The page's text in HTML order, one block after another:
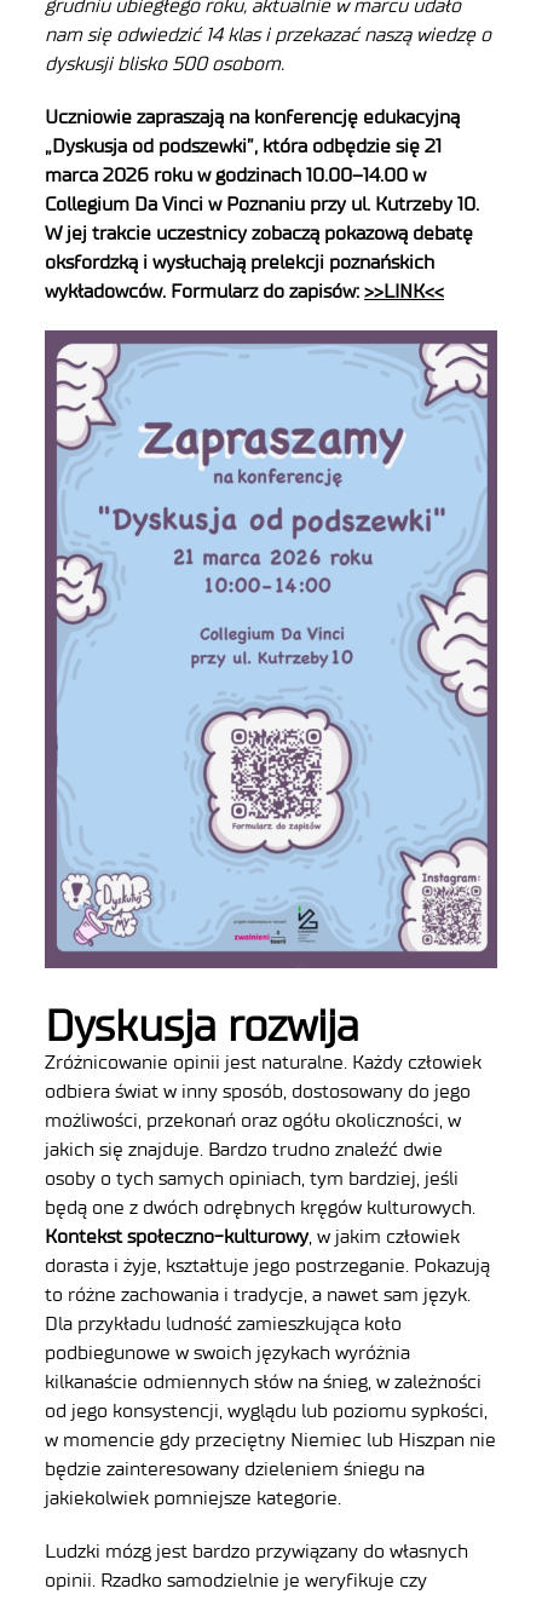
grudniu ubiegłego roku, aktualnie w marcu udało
nam się odwiedzić 14 klas i przekazać naszą wiedzę o
dyskusji blisko 500 osobom.
Uczniowie zapraszają na konferencję edukacyjną
„Dyskusja od podszewki”, która odbędzie się 21
marca 2026 roku w godzinach 10.00–14.00 w
Collegium Da Vinci w Poznaniu przy ul. Kutrzeby 10.
W jej trakcie uczestnicy zobaczą pokazową debatę
oksfordzką i wysłuchają prelekcji poznańskich
wykładowców. Formularz do zapisów: >>LINK<<
Dyskusja rozwija
Zróżnicowanie opinii jest naturalne. Każdy człowiek
odbiera świat w inny sposób, dostosowany do jego
możliwości, przekonań oraz ogółu okoliczności, w
jakich się znajduje. Bardzo trudno znaleźć dwie
osoby o tych samych opiniach, tym bardziej, jeśli
będą one z dwóch odrębnych kręgów kulturowych.
Kontekst społeczno-kulturowy, w jakim człowiek
dorasta i żyje, kształtuje jego postrzeganie. Pokazują
to różne zachowania i tradycje, a nawet sam język.
Dla przykładu ludność zamieszkująca koło
podbiegunowe w swoich językach wyróżnia
kilkanaście odmiennych słów na śnieg, w zależności
od jego konsystencji, wyglądu lub poziomu sypkości,
w momencie gdy przeciętny Niemiec lub Hiszpan nie
będzie zainteresowany dzieleniem śniegu na
jakiekolwiek pomniejsze kategorie.
Ludzki mózg jest bardzo przywiązany do własnych
opinii. Rzadko samodzielnie je weryfikuje czy